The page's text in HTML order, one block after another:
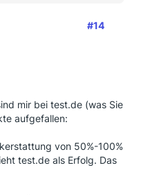
#14
mir bei test.de (was Sie
aufgefallen:
von 50%-100%
test.de als Erfolg. Das